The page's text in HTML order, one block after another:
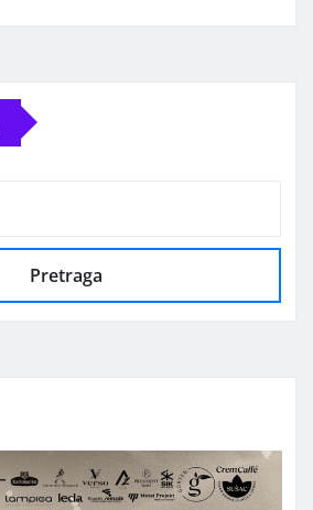
Pretraga